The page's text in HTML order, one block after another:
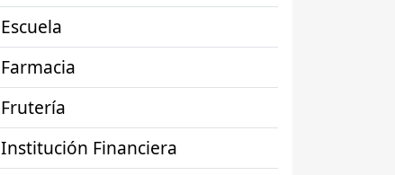
Escuela
Farmacia
Frutería
Institución Financiera